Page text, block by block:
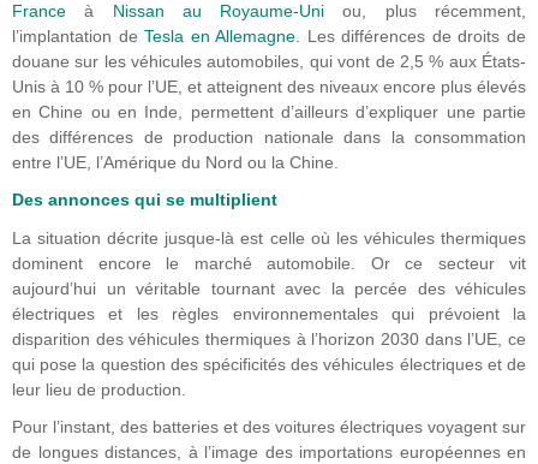
France à Nissan au Royaume-Uni ou, plus récemment,
l’implantation deTesla en Allemagne . Les différences de droits de
douane sur les véhicules automobiles, qui vont de 2,5 % aux États-
Unis à 10 % pour l’UE, et atteignent des niveaux encore plus élevés
en Chine ou en Inde, permettent d’ailleurs d’expliquer une partie
des différences de production nationale dans la consommation
entre l’UE, l’Amérique du Nord ou la Chine.
Des annonces qui se multiplient
La situation décrite jusque-là est celle où les véhicules thermiques
dominent encore le marché automobile. Or ce secteur vit
aujourd’hui un véritable tournant avec la percée des véhicules
électriques et les règles environnementales qui prévoient la
disparition des véhicules thermiques à l’horizon 2030 dans l’UE, ce
qui pose la question des spécificités des véhicules électriques et de
leur lieu de production.
Pour l’instant, des batteries et des voitures électriques voyagent sur
de longues distances, à l’image des importations européennes en